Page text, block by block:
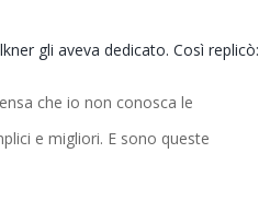
gli aveva dedicato. Così replicò:
che io non conosca le
e migliori. E sono queste